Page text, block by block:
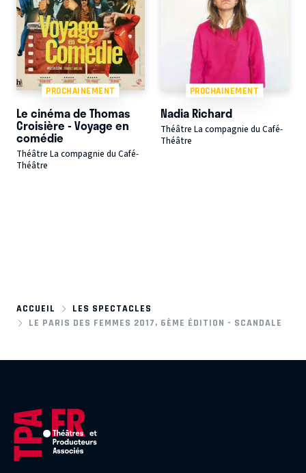
PROCHAINEMENT
Le cinéma de Thomas
Croisière - Voyage en
comédie
Théâtre La compagnie du Café-
Théâtre
PROCHAINEMENT
Nadia Richard
Théâtre La compagnie du Café-
Théâtre
ACCUEIL
LES SPECTACLES
LE PARIS DES FEMMES 2017, 6ÈME ÉDITION - SCANDALE